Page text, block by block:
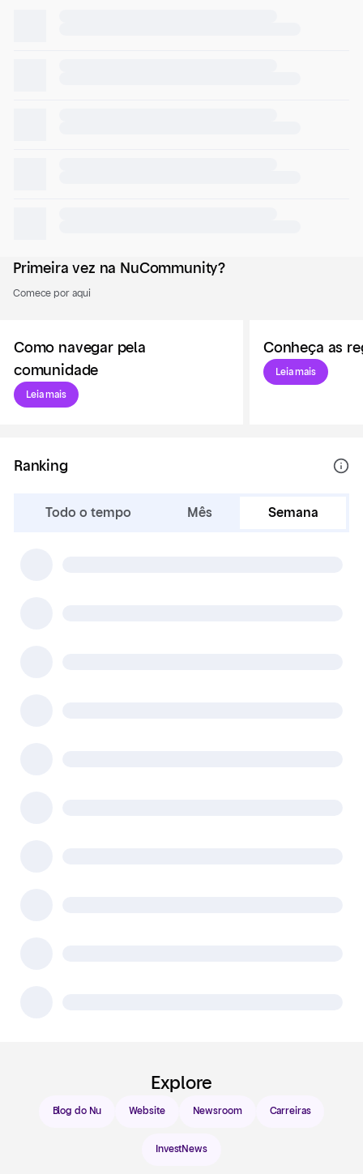
Primeira vez na NuCommunity?
Comece por aqui
Como navegar pela
comunidade
Leia mais
Conheça as
Leia mais
Ranking
Todo o tempo Mês Semana
Explore
Blog do Nu Website Newsroom Carreiras
InvestNews